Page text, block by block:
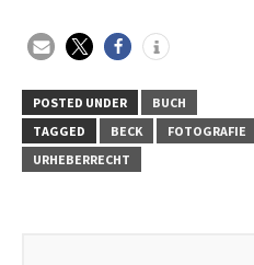
POSTED UNDER
BUCH
TAGGED
BECK FOTOGRAFIE
URHEBERRECHT